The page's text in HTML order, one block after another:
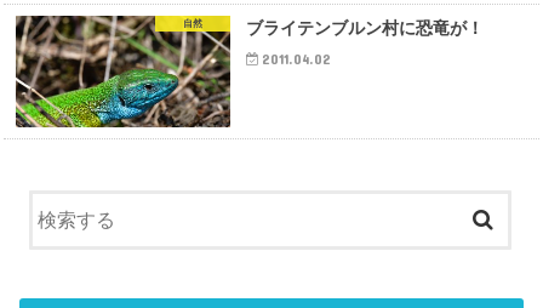
自然 ブライテンブルン村に恐竜が！
2011.04.02